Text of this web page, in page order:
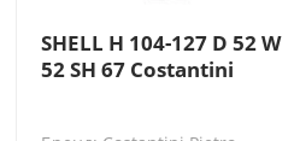
SHELL H 104-127 D 52 W
52 SH 67 Costantini